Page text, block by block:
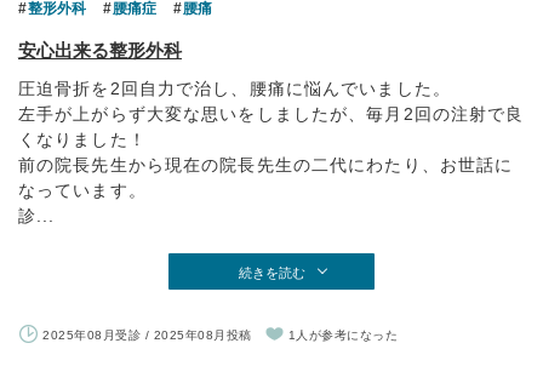
整形外科 腰痛症 腰痛
安心出来る整形外科
圧迫骨折を2回自力で治し、腰痛に悩んでいました。
左手が上がらず大変な思いをしましたが、毎月2回の注射で良
くなりました！
前の院長先生から現在の院長先生の二代にわたり、お世話に
なっています。
診...
続きを読む
2025年08月受診 / 2025年08月投稿 1人が参考になった